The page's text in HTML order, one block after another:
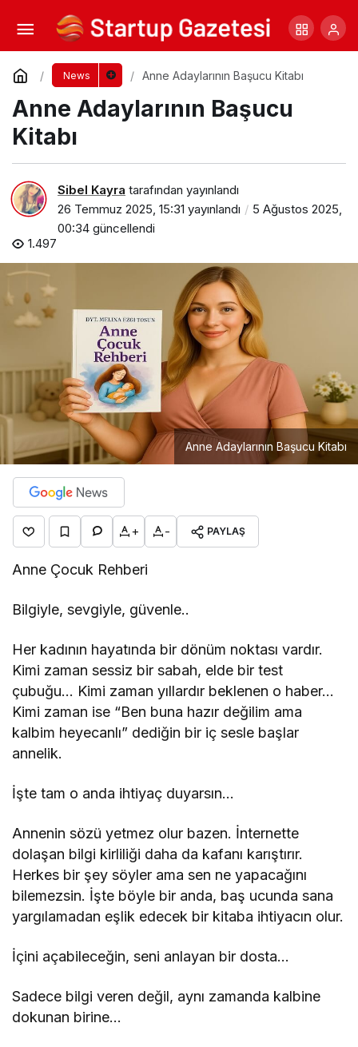
News Anne Adaylarının Başucu Kitabı
Anne Adaylarının Başucu
Kitabı
Sibel Kayra tarafından yayınlandı
26 Temmuz 2025, 15:31 yayınlandı
5 Ağustos 2025,
00:34 güncellendi
1.497
Anne Adaylarının Başucu Kitabı
+ - PAYLAŞ
Anne Çocuk Rehberi
Bilgiyle, sevgiyle, güvenle..
Her kadının hayatında bir dönüm noktası vardır.
Kimi zaman sessiz bir sabah, elde bir test
çubuğu… Kimi zaman yıllardır beklenen o haber…
Kimi zaman ise “Ben buna hazır değilim ama
kalbim heyecanlı” dediğin bir iç sesle başlar
annelik.
İşte tam o anda ihtiyaç duyarsın…
Annenin sözü yetmez olur bazen. İnternette
dolaşan bilgi kirliliği daha da kafanı karıştırır.
Herkes bir şey söyler ama sen ne yapacağını
bilemezsin. İşte böyle bir anda, baş ucunda sana
yargılamadan eşlik edecek bir kitaba ihtiyacın olur.
İçini açabileceğin, seni anlayan bir dosta…
Sadece bilgi veren değil, aynı zamanda kalbine
dokunan birine…
Beyoğlu Çilingir Yorum Yap Paylaş